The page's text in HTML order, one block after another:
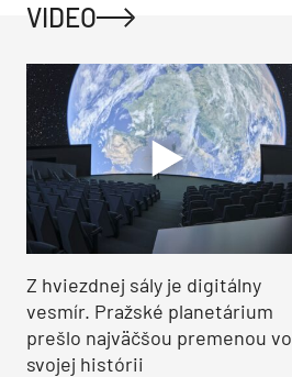
VIDEO
Z hviezdnej sály je digitálny
vesmír. Pražské planetárium
prešlo najväčšou premenou vo
svojej histórii